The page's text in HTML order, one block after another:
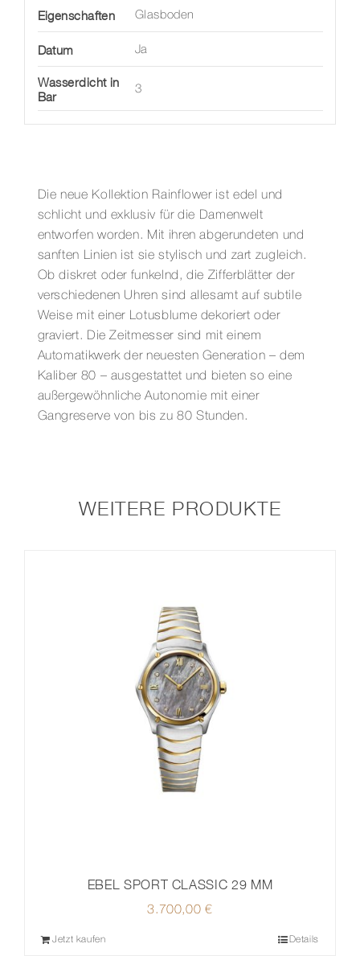
Eigenschaften Glasboden
Datum Ja
Wasserdicht in
Bar
3
Die neue Kollektion Rainflower ist edel und
schlicht und exklusiv für die Damenwelt
entworfen worden. Mit ihren abgerundeten und
sanften Linien ist sie stylisch und zart zugleich.
Ob diskret oder funkelnd, die Zifferblätter der
verschiedenen Uhren sind allesamt auf subtile
Weise mit einer Lotusblume dekoriert oder
graviert. Die Zeitmesser sind mit einem
Automatikwerk der neuesten Generation – dem
Kaliber 80 – ausgestattet und bieten so eine
außergewöhnliche Autonomie mit einer
Gangreserve von bis zu 80 Stunden.
WEITERE PRODUKTE
EBEL SPORT CLASSIC 29 MM
3.700,00€
Jetzt kaufen Details